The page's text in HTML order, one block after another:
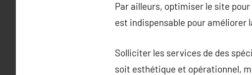
Par ailleurs, optimiser le site
est indispensable pour améliorer
Solliciter les services de des
soit esthétique et opérationnel,